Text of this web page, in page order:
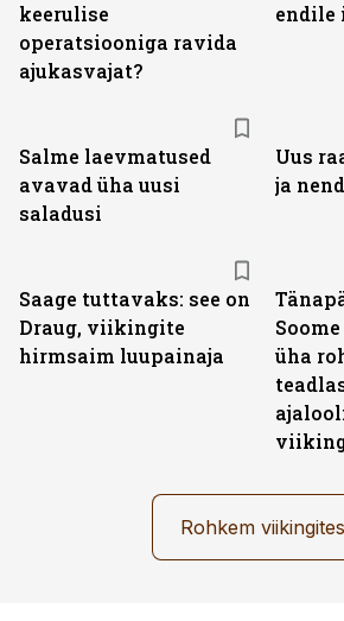
keerulise
operatsiooniga ravida
ajukasvajat?
endile
Salme laevmatused
avavad üha uusi
saladusi
Uus
ja
Saage tuttavaks: see on
Draug, viikingite
hirmsaim luupainaja
üha
Rohkem